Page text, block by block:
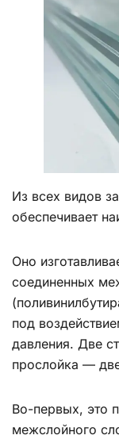
Из всех видов
обеспечивает
Оно
соединенных
под
давления. Две
прослойка —
Во-первых, это
межслойного